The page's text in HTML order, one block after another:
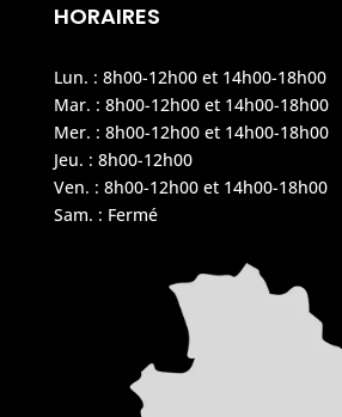
HORAIRES
Lun. : 8h00-12h00 et 14h00-18h00
Mar. : 8h00-12h00 et 14h00-18h00
Mer. : 8h00-12h00 et 14h00-18h00
Jeu. : 8h00-12h00
Ven. : 8h00-12h00 et 14h00-18h00
Sam. : Fermé